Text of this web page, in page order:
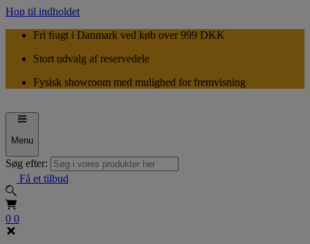
Hop til indholdet
Fri fragt i Danmark ved køb over 999 DKK
Stort udvalg af reservedele
Fysisk showroom med mulighed for fremvisning
Menu
Søg efter:
Få et tilbud
0 0